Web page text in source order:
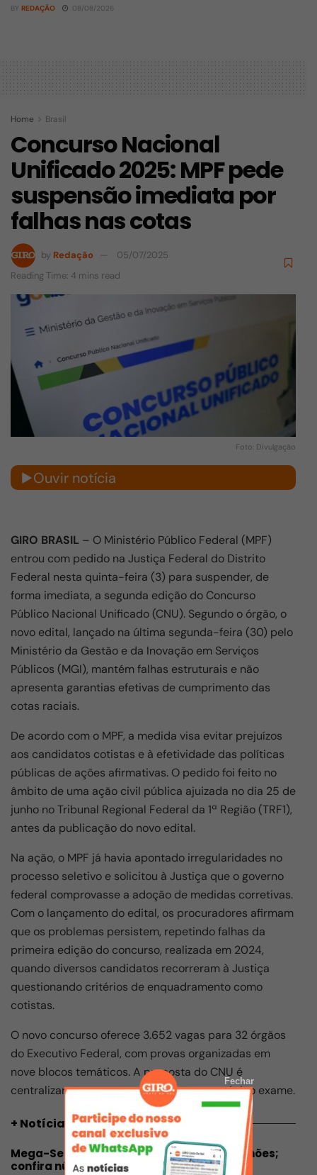
BY REDAÇÃO 08/08/2026
Home Brasil
Concurso Nacional
Unificado 2025: MPF pede
suspensão imediata por
falhas nas cotas
by Redação
05/07/2025
Reading Time: 4 mins read
Foto: Divulgação
Ouvir notícia
GIRO BRASIL – O Ministério Público Federal (MPF)
entrou com pedido na Justiça Federal do Distrito
Federal nesta quinta-feira (3) para suspender, de
forma imediata, a segunda edição do Concurso
Público Nacional Unificado (CNU). Segundo o órgão, o
novo edital, lançado na última segunda-feira (30) pelo
Ministério da Gestão e da Inovação em Serviços
Públicos (MGI), mantém falhas estruturais e não
apresenta garantias efetivas de cumprimento das
cotas raciais.
De acordo com o MPF, a medida visa evitar prejuízos
aos candidatos cotistas e à efetividade das políticas
públicas de ações afirmativas. O pedido foi feito no
âmbito de uma ação civil pública ajuizada no dia 25 de
junho no Tribunal Regional Federal da 1ª Região (TRF1),
antes da publicação do novo edital.
Na ação, o MPF já havia apontado irregularidades no
processo seletivo e solicitou à Justiça que o governo
federal comprovasse a adoção de medidas corretivas.
Com o lançamento do edital, os procuradores afirmam
que os problemas persistem, repetindo falhas da
primeira edição do concurso, realizada em 2024,
quando diversos candidatos recorreram à Justiça
questionando critérios de enquadramento como
cotistas.
O novo concurso oferece 3.652 vagas para 32 órgãos
do Executivo Federal, com provas organizadas em
nove blocos temáticos. A proposta do CNU é
centralizar os processos seletivos em um único exame.
+ Notícias
Mega-Sena sorteia prêmio é de R$ 100 milhões;
confira números sorteados
Fechar